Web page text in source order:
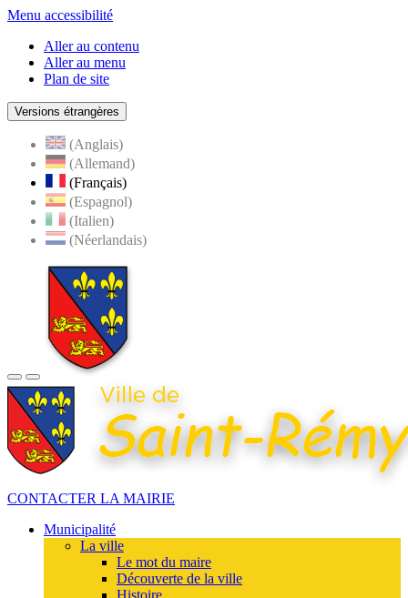
Menu accessibilité
Aller au contenu
Aller au menu
Plan de site
Versions étrangères
(Anglais)
(Allemand)
(Français)
(Espagnol)
(Italien)
(Néerlandais)
CONTACTER LA MAIRIE
Municipalité
La ville
Le mot du maire
Découverte de la ville
Histoire